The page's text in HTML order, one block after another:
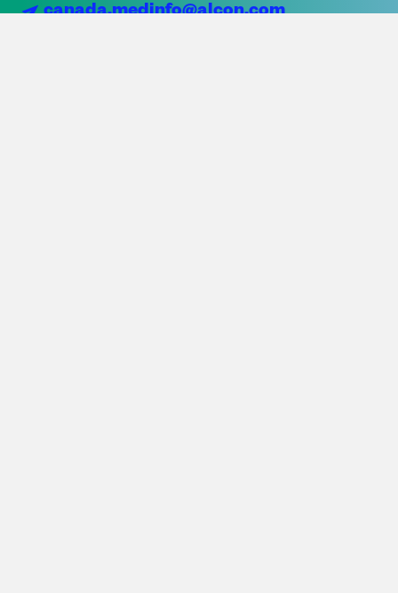
canada.medinfo@alcon.com